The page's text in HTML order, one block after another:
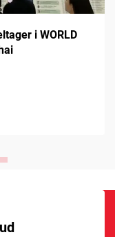
i WORLD